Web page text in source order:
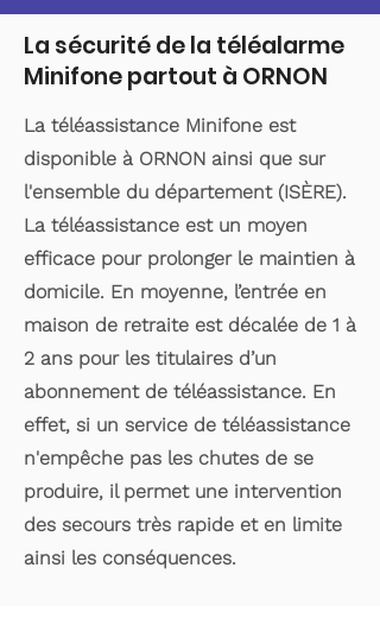
La sécurité de la téléalarme
Minifone partout à ORNON
La téléassistance Minifone est
disponible à ORNON ainsi que sur
l'ensemble du département (ISÈRE).
La téléassistance est un moyen
efficace pour prolonger le maintien à
domicile. En moyenne, l’entrée en
maison de retraite est décalée de 1 à
2 ans pour les titulaires d’un
abonnement de téléassistance. En
effet, si un service de téléassistance
n'empêche pas les chutes de se
produire, il permet une intervention
des secours très rapide et en limite
ainsi les conséquences.